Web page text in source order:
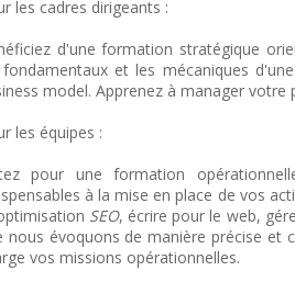
les cadres dirigeants :
d'une formation stratégique
et les mécaniques
model. Apprenez à manager
les équipes :
pour une formation
à la mise en place de vos
SEO, écrire pour le web,
nous évoquons de manière précise et
vos missions opérationnelles.